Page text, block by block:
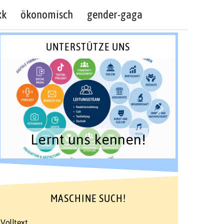
ökonomisch gender-gaga
UNTERSTÜTZE UNS
Lernt uns kennen!
MASCHINE SUCH!